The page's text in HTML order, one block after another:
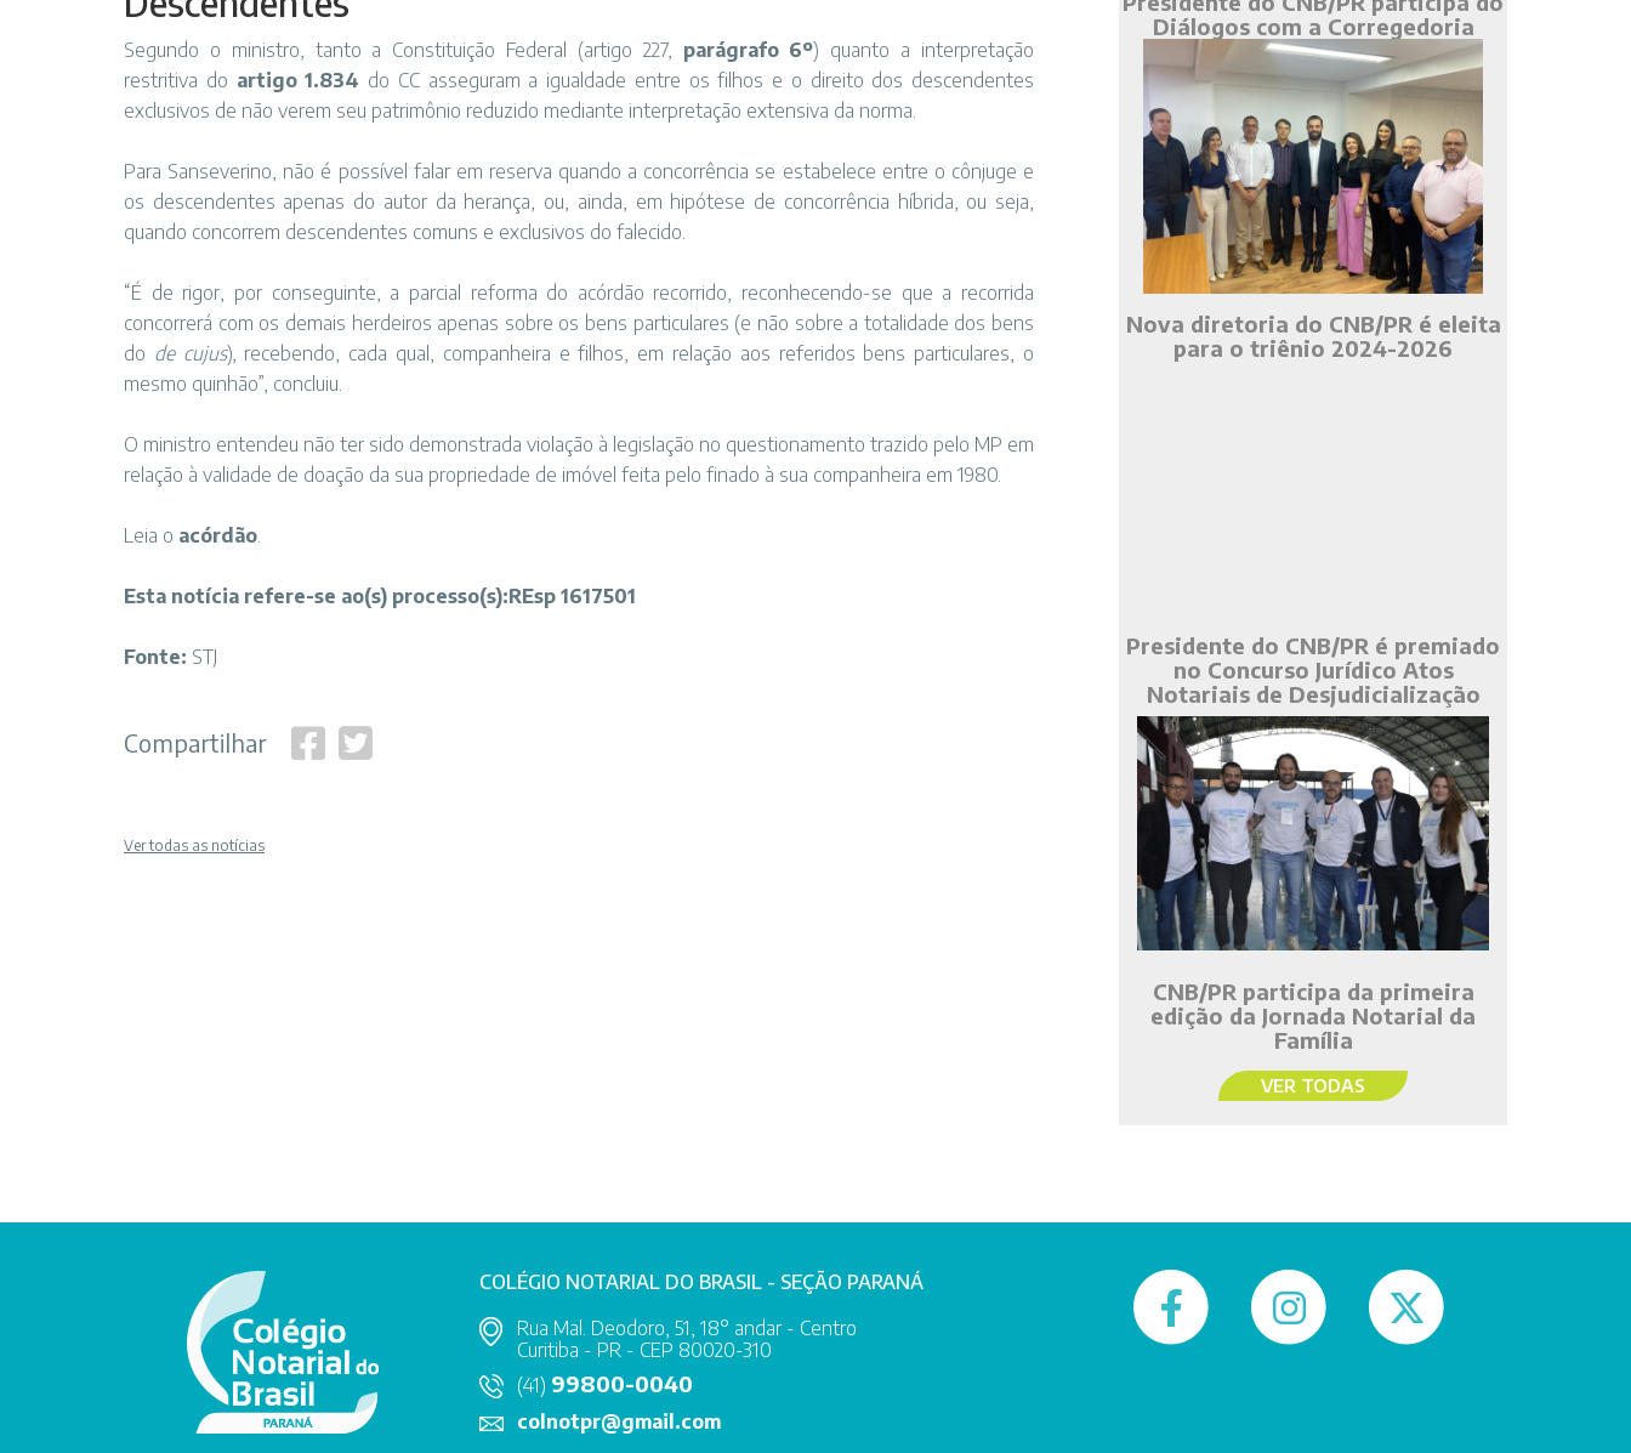
Segundo o ministro, tanto a Constituição Federal (artigo 227, parágrafo 6º) quanto a interpretação
restritiva do artigo 1.834 do CC asseguram a igualdade entre os filhos e o direito dos descendentes
exclusivos de não verem seu patrimônio reduzido mediante interpretação extensiva da norma.
Para Sanseverino, não é possível falar em reserva quando a concorrência se estabelece entre o cônjuge e
os descendentes apenas do autor da herança, ou, ainda, em hipótese de concorrência híbrida, ou seja,
quando concorrem descendentes comuns e exclusivos do falecido.
“É de rigor, por conseguinte, a parcial reforma do acórdão recorrido, reconhecendo-se que a recorrida
concorrerá com os demais herdeiros apenas sobre os bens particulares (e não sobre a totalidade dos bens
do de cujus), recebendo, cada qual, companheira e filhos, em relação aos referidos bens particulares, o
mesmo quinhão”, concluiu.
O ministro entendeu não ter sido demonstrada violação à legislação no questionamento trazido pelo MP em
relação à validade de doação da sua propriedade de imóvel feita pelo finado à sua companheira em 1980.
Leia o acórdão.
Esta notícia refere-se ao(s) processo(s):REsp 1617501
Fonte: STJ
Compartilhar
Ver todas as notícias
Diálogos com a Corregedoria
Nova diretoria do CNB/PR é eleita
para o triênio 2024-2026
Presidente do CNB/PR é premiado
no Concurso Jurídico Atos
Notariais de Desjudicialização
CNB/PR participa da primeira
edição da Jornada Notarial da
Família
VER TODAS
COLÉGIO NOTARIAL DO BRASIL - SEÇÃO PARANÁ
Rua Mal. Deodoro, 51, 18° andar - Centro
Curitiba - PR - CEP 80020-310
(41) 99800-0040
colnotpr@gmail.com